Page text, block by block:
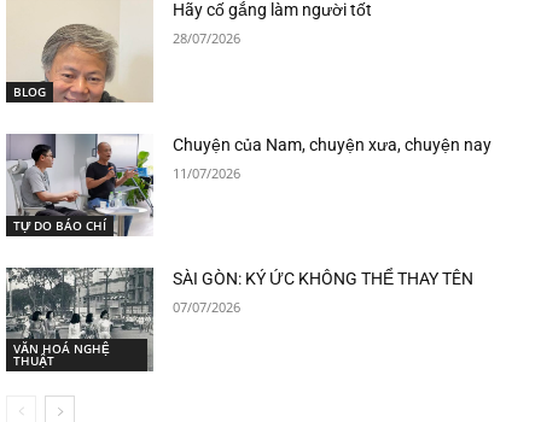
BLOG
Hãy cố gắng làm người tốt
28/07/2026
TỰ DO BÁO CHÍ
Chuyện của Nam, chuyện xưa, chuyện nay
11/07/2026
VĂN HOÁ NGHỆ
THUẬT
SÀI GÒN: KÝ ỨC KHÔNG THỂ THAY TÊN
07/07/2026